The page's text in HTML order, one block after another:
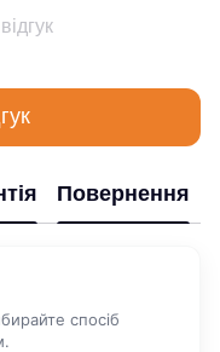
Повернення
спосіб